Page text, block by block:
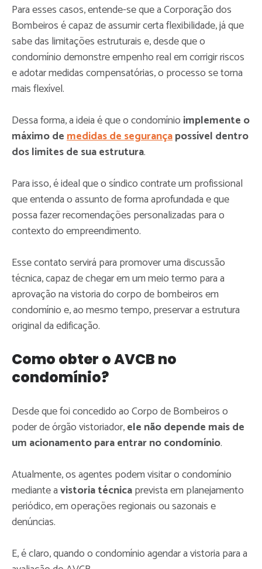
Para esses casos, entende-se que a Corporação dos
Bombeiros é capaz de assumir certa flexibilidade, já que
sabe das limitações estruturais e, desde que o
condomínio demonstre empenho real em corrigir riscos
e adotar medidas compensatórias, o processo se torna
mais flexível.
Dessa forma, a ideia é que o condomínio implemente o
máximo demedidas de segurançapossível dentro
dos limites de sua estrutura.
Para isso, é ideal que o síndico contrate um profissional
que entenda o assunto de forma aprofundada e que
possa fazer recomendações personalizadas para o
contexto do empreendimento.
Esse contato servirá para promover uma discussão
técnica, capaz de chegar em um meio termo para a
aprovação na vistoria do corpo de bombeiros em
condomínio e, ao mesmo tempo, preservar a estrutura
original da edificação.
Como obter o AVCB no
condomínio?
Desde que foi concedido ao Corpo de Bombeiros o
poder de órgão vistoriador,ele não depende mais de
um acionamento para entrar no condomínio.
Atualmente, os agentes podem visitar o condomínio
mediante avistoria técnicaprevista em planejamento
periódico, em operações regionais ou sazonais e
denúncias.
E, é claro, quando o condomínio agendar a vistoria para a